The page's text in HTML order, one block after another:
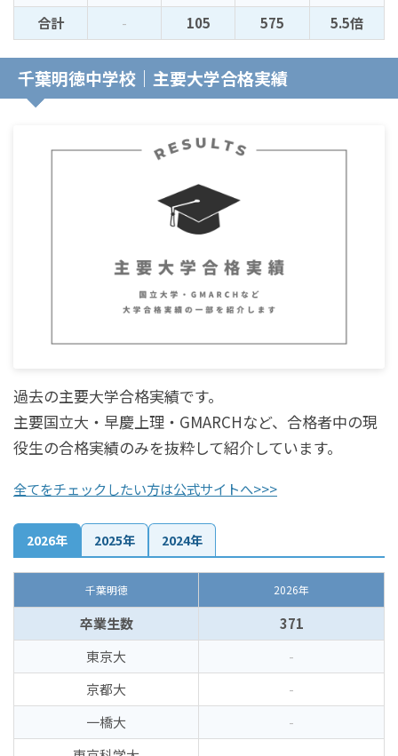
合計
- 105 575 5.5倍
千葉明徳中学校｜主要大学合格実績
過去の主要大学合格実績です。
主要国立大・早慶上理・GMARCHなど、合格者中の現
役生の合格実績のみを抜粋して紹介しています。
全てをチェックしたい方は公式サイトへ>>>
2026年 2025年 2024年
千葉明徳 2026年
卒業生数
371
東京大
-
京都大
-
一橋大
-